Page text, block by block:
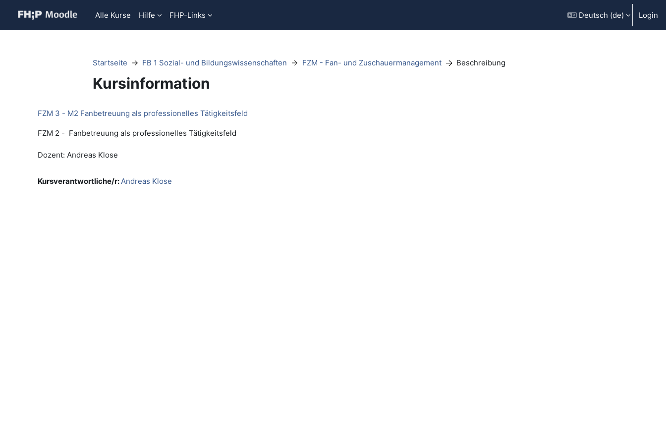
Alle Kurse
Hilfe FHP-Links Deutsch ‎(de)‎ Login
Startseite FB 1 Sozial- und Bildungswissenschaften FZM - Fan- und Zuschauermanagement Beschreibung
Kursinformation
FZM 3 - M2 Fanbetreuung als professionelles Tätigkeitsfeld
FZM 2 - Fanbetreuung als professionelles Tätigkeitsfeld
Dozent: Andreas Klose
Kursverantwortliche/r:Andreas Klose